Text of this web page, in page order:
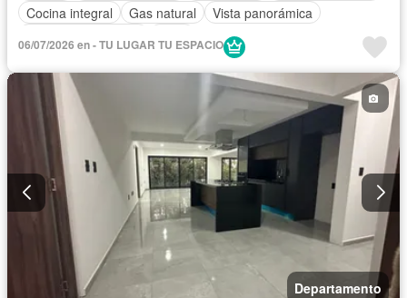
Cocina integral
Gas natural
Vista panorámica
06/07/2026 en - TU LUGAR TU ESPACIO
Departamento